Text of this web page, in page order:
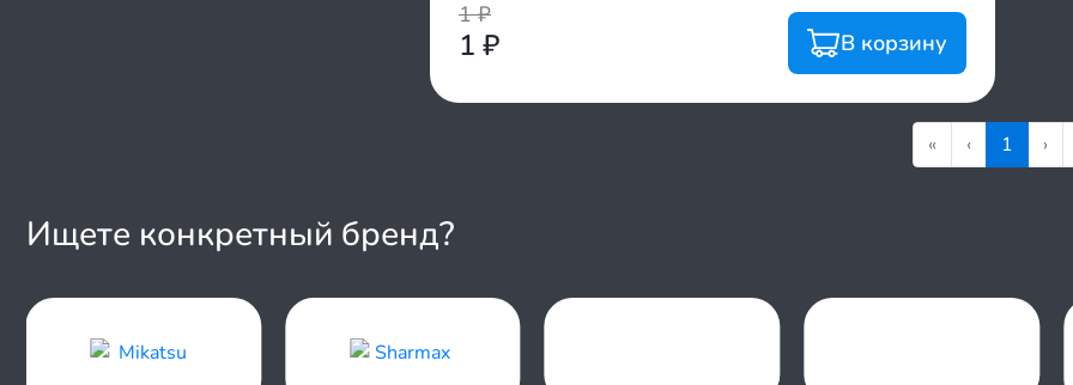
1₽
1 ₽ В корзину
« ‹ 1 ›
Ищете конкретный бренд?